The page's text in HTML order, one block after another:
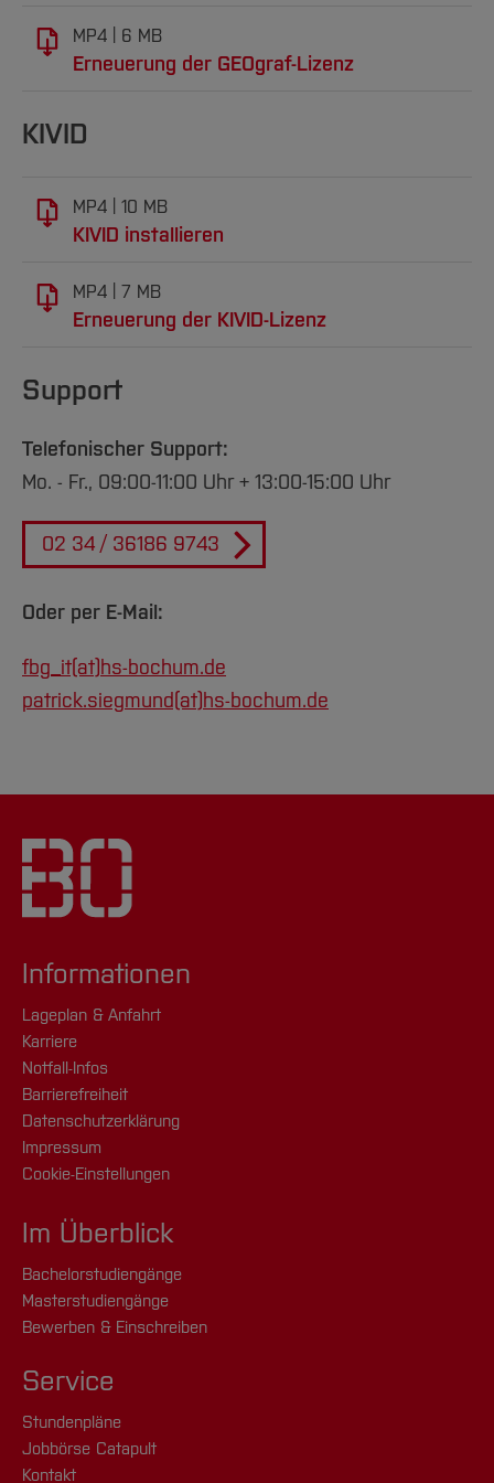
Arbeiten im FB G
International
Service
Studieninteressierte
Studium
Forschung und Entwicklung
Team
Service
Notfall-Infos
Gleichstellung
Vertretungen
Hochschulkommunikation
Medienzentrum
Zentrale Studienberatung
MP4 6 MB
Erneuerung der GEOgraf-Lizenz
KIVID
MP4 10 MB
KIVID installieren
MP4 7 MB
Erneuerung der KIVID-Lizenz
Support
Telefonischer Support:
Mo. - Fr., 09:00-11:00 Uhr + 13:00-15:00 Uhr
02 34 / 36186 9743
Oder per E-Mail:
fbg_it(at)hs-bochum.de
patrick.siegmund(at)hs-bochum.de
Informationen
Lageplan & Anfahrt
Karriere
Notfall-Infos
Barrierefreiheit
Datenschutzerklärung
Impressum
Cookie-Einstellungen
Im Überblick
Bachelorstudiengänge
Masterstudiengänge
Bewerben & Einschreiben
Service
Stundenpläne
Jobbörse Catapult
Kontakt